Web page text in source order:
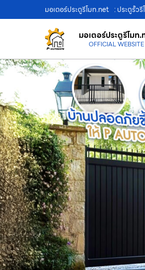
มอเตอร์ประตูรีโมท.net : ประตูรั้ว
มอเตอร์ประตูรีโมท
OFFICIAL WEBSITE